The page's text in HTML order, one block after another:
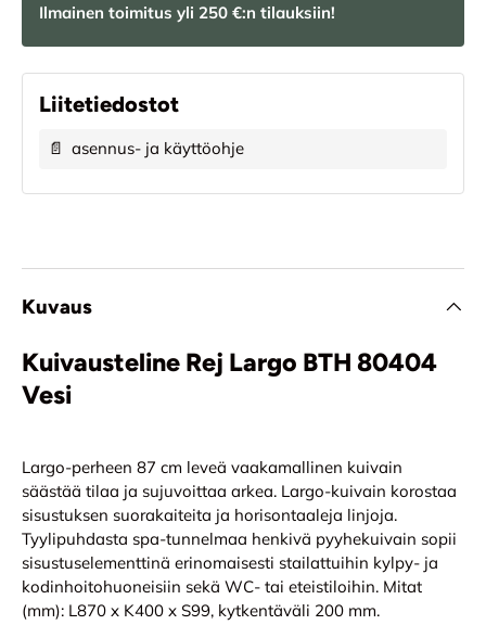
Ilmainen toimitus yli 250 €:n tilauksiin!
Liitetiedostot
📄 asennus- ja käyttöohje
Kuvaus
Kuivausteline Rej Largo BTH 80404
Vesi
Largo-perheen 87 cm leveä vaakamallinen kuivain
säästää tilaa ja sujuvoittaa arkea. Largo-kuivain korostaa
sisustuksen suorakaiteita ja horisontaaleja linjoja.
Tyylipuhdasta spa-tunnelmaa henkivä pyyhekuivain sopii
sisustuselementtinä erinomaisesti stailattuihin kylpy- ja
kodinhoitohuoneisiin sekä WC- tai eteistiloihin. Mitat
(mm): L870 x K400 x S99, kytkentäväli 200 mm.